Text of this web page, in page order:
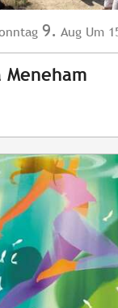
9. Aug Um
Meneham